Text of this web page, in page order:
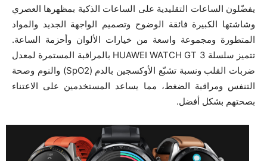
يفضّلون الساعات التقليدية على الساعات الذكية بمظهرها العصري
وشاشتها الكبيرة فائقة الوضوح وتصميم الواجهة الجديد والمواد
المتطورة ومجموعة واسعة من خيارات الألوان وأحزمة الساعة.
تتميز سلسلة HUAWEI WATCH GT 3 بالمراقبة المستمرة لمعدل
ضربات القلب ونسبة تشبّع الأوكسجين بالدم (SpO2) والنوم وصحة
التنفس ومراقبة الضغط، مما يساعد المستخدمين على الاعتناء
بصحتهم بشكل أفضل.